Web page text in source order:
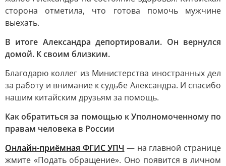
сторона отметила, что готова помочь мужчине
выехать.
В итоге Александра депортировали. Он вернулся
домой. К своим близким.
Благодарю коллег из Министерства иностранных дел
за работу и внимание к судьбе Александра. И спасибо
нашим китайским друзьям за помощь.
Как обратиться за помощью к Уполномоченному по
правам человека в России
Онлайн-приёмная ФГИС УПЧ — на главной странице
жмите «Подать обращение». Оно появится в личном